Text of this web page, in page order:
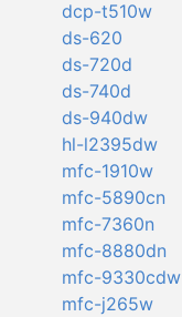
dcp-t510w
ds-620
ds-720d
ds-740d
ds-940dw
hl-l2395dw
mfc-1910w
mfc-5890cn
mfc-7360n
mfc-8880dn
mfc-9330cdw
mfc-j265w